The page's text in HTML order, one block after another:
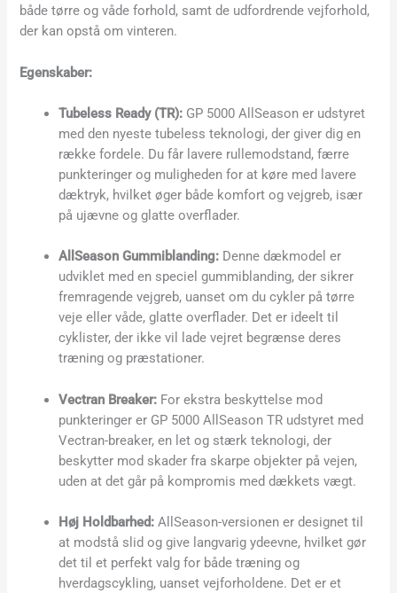
både tørre og våde forhold, samt de udfordrende vejforhold,
der kan opstå om vinteren.
Egenskaber:
Tubeless Ready (TR): GP 5000 AllSeason er udstyret
med den nyeste tubeless teknologi, der giver dig en
række fordele. Du får lavere rullemodstand, færre
punkteringer og muligheden for at køre med lavere
dæktryk, hvilket øger både komfort og vejgreb, især
på ujævne og glatte overflader.
AllSeason Gummiblanding: Denne dækmodel er
udviklet med en speciel gummiblanding, der sikrer
fremragende vejgreb, uanset om du cykler på tørre
veje eller våde, glatte overflader. Det er ideelt til
cyklister, der ikke vil lade vejret begrænse deres
træning og præstationer.
Vectran Breaker: For ekstra beskyttelse mod
punkteringer er GP 5000 AllSeason TR udstyret med
Vectran-breaker, en let og stærk teknologi, der
beskytter mod skader fra skarpe objekter på vejen,
uden at det går på kompromis med dækkets vægt.
Høj Holdbarhed: AllSeason-versionen er designet til
at modstå slid og give langvarig ydeevne, hvilket gør
det til et perfekt valg for både træning og
hverdagscykling, uanset vejforholdene. Det er et